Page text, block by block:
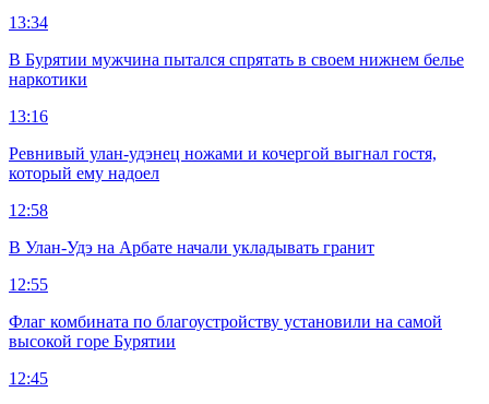
13:34
В Бурятии мужчина пытался спрятать в своем нижнем белье
наркотики
13:16
Ревнивый улан-удэнец ножами и кочергой выгнал гостя,
который ему надоел
12:58
В Улан-Удэ на Арбате начали укладывать гранит
12:55
Флаг комбината по благоустройству установили на самой
высокой горе Бурятии
12:45